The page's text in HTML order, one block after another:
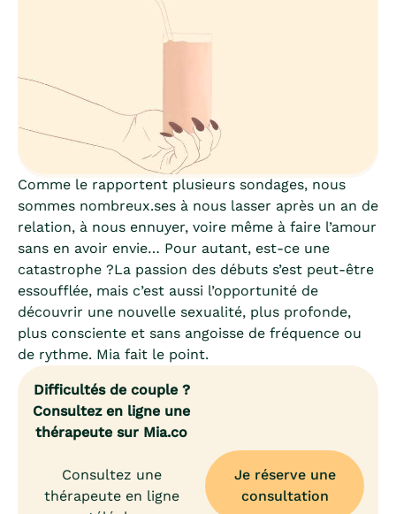
Comme le rapportent plusieurs sondages, nous
sommes nombreux.ses à nous lasser après un an de
relation, à nous ennuyer, voire même à faire l’amour
sans en avoir envie… Pour autant, est-ce une
catastrophe ?La passion des débuts s’est peut-être
essoufflée, mais c’est aussi l’opportunité de
découvrir une nouvelle sexualité, plus profonde,
plus consciente et sans angoisse de fréquence ou
de rythme. Mia fait le point.
Difficultés de couple ?
Consultez en ligne une
thérapeute sur Mia.co
Consultez une
thérapeute en ligne
Je réserve une
consultation